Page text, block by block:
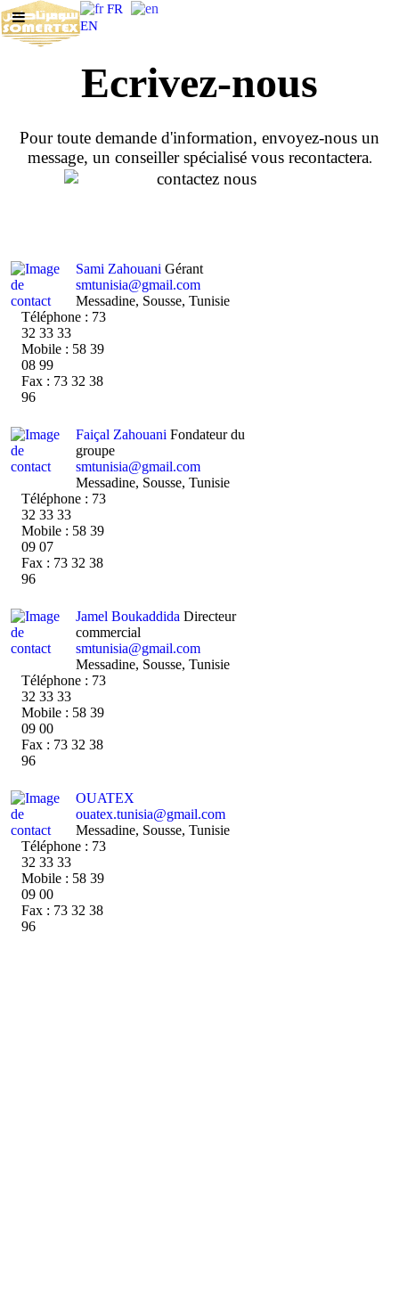
FR
EN
Ecrivez-nous
Pour toute demande d'information, envoyez-nous un
message, un conseiller spécialisé vous recontactera.
Sami ZahouaniGérant
smtunisia@gmail.com
Messadine, Sousse, Tunisie
Téléphone : 73
32 33 33
Mobile : 58 39
08 99
Fax : 73 32 38
96
Faiçal ZahouaniFondateur du
groupe
smtunisia@gmail.com
Messadine, Sousse, Tunisie
Téléphone : 73
32 33 33
Mobile : 58 39
09 07
Fax : 73 32 38
96
Jamel Boukaddida Directeur
commercial
smtunisia@gmail.com
Messadine, Sousse, Tunisie
Téléphone : 73
32 33 33
Mobile : 58 39
09 00
Fax : 73 32 38
96
OUATEX
ouatex.tunisia@gmail.com
Messadine, Sousse, Tunisie
Téléphone : 73
32 33 33
Mobile : 58 39
09 00
Fax : 73 32 38
96